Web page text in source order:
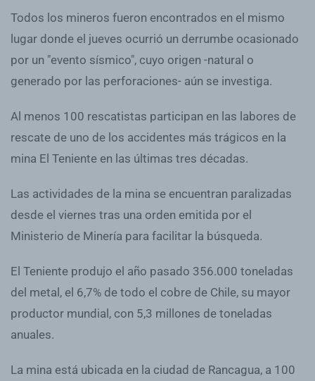
Todos los mineros fueron encontrados en el mismo
lugar donde el jueves ocurrió un derrumbe ocasionado
por un "evento sísmico", cuyo origen -natural o
generado por las perforaciones- aún se investiga.
Al menos 100 rescatistas participan en las labores de
rescate de uno de los accidentes más trágicos en la
mina El Teniente en las últimas tres décadas.
Las actividades de la mina se encuentran paralizadas
desde el viernes tras una orden emitida por el
Ministerio de Minería para facilitar la búsqueda.
El Teniente produjo el año pasado 356.000 toneladas
del metal, el 6,7% de todo el cobre de Chile, su mayor
productor mundial, con 5,3 millones de toneladas
anuales.
La mina está ubicada en la ciudad de Rancagua, a 100